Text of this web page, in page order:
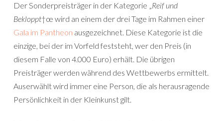
Der Sonderpreisträger in der Kategorie „Reif und
Bekloppt†œ wird an einem der drei Tage im Rahmen einer
Gala im Pantheon ausgezeichnet. Diese Kategorie ist die
einzige, bei der im Vorfeld feststeht, wer den Preis (in
diesem Falle von 4.000 Euro) erhält. Die übrigen
Preisträger werden während des Wettbewerbs ermittelt.
Auserwählt wird immer eine Person, die als herausragende
Persönlichkeit in der Kleinkunst gilt.